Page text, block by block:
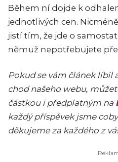
Během ní dojde k
jednotlivých cen.
jistí tím, že jde o
němuž nepotřebujete
Pokud se vám článek líbil
chod našeho webu,
částkou i předplatným na
každý příspěvek jsme
děkujeme za každého z